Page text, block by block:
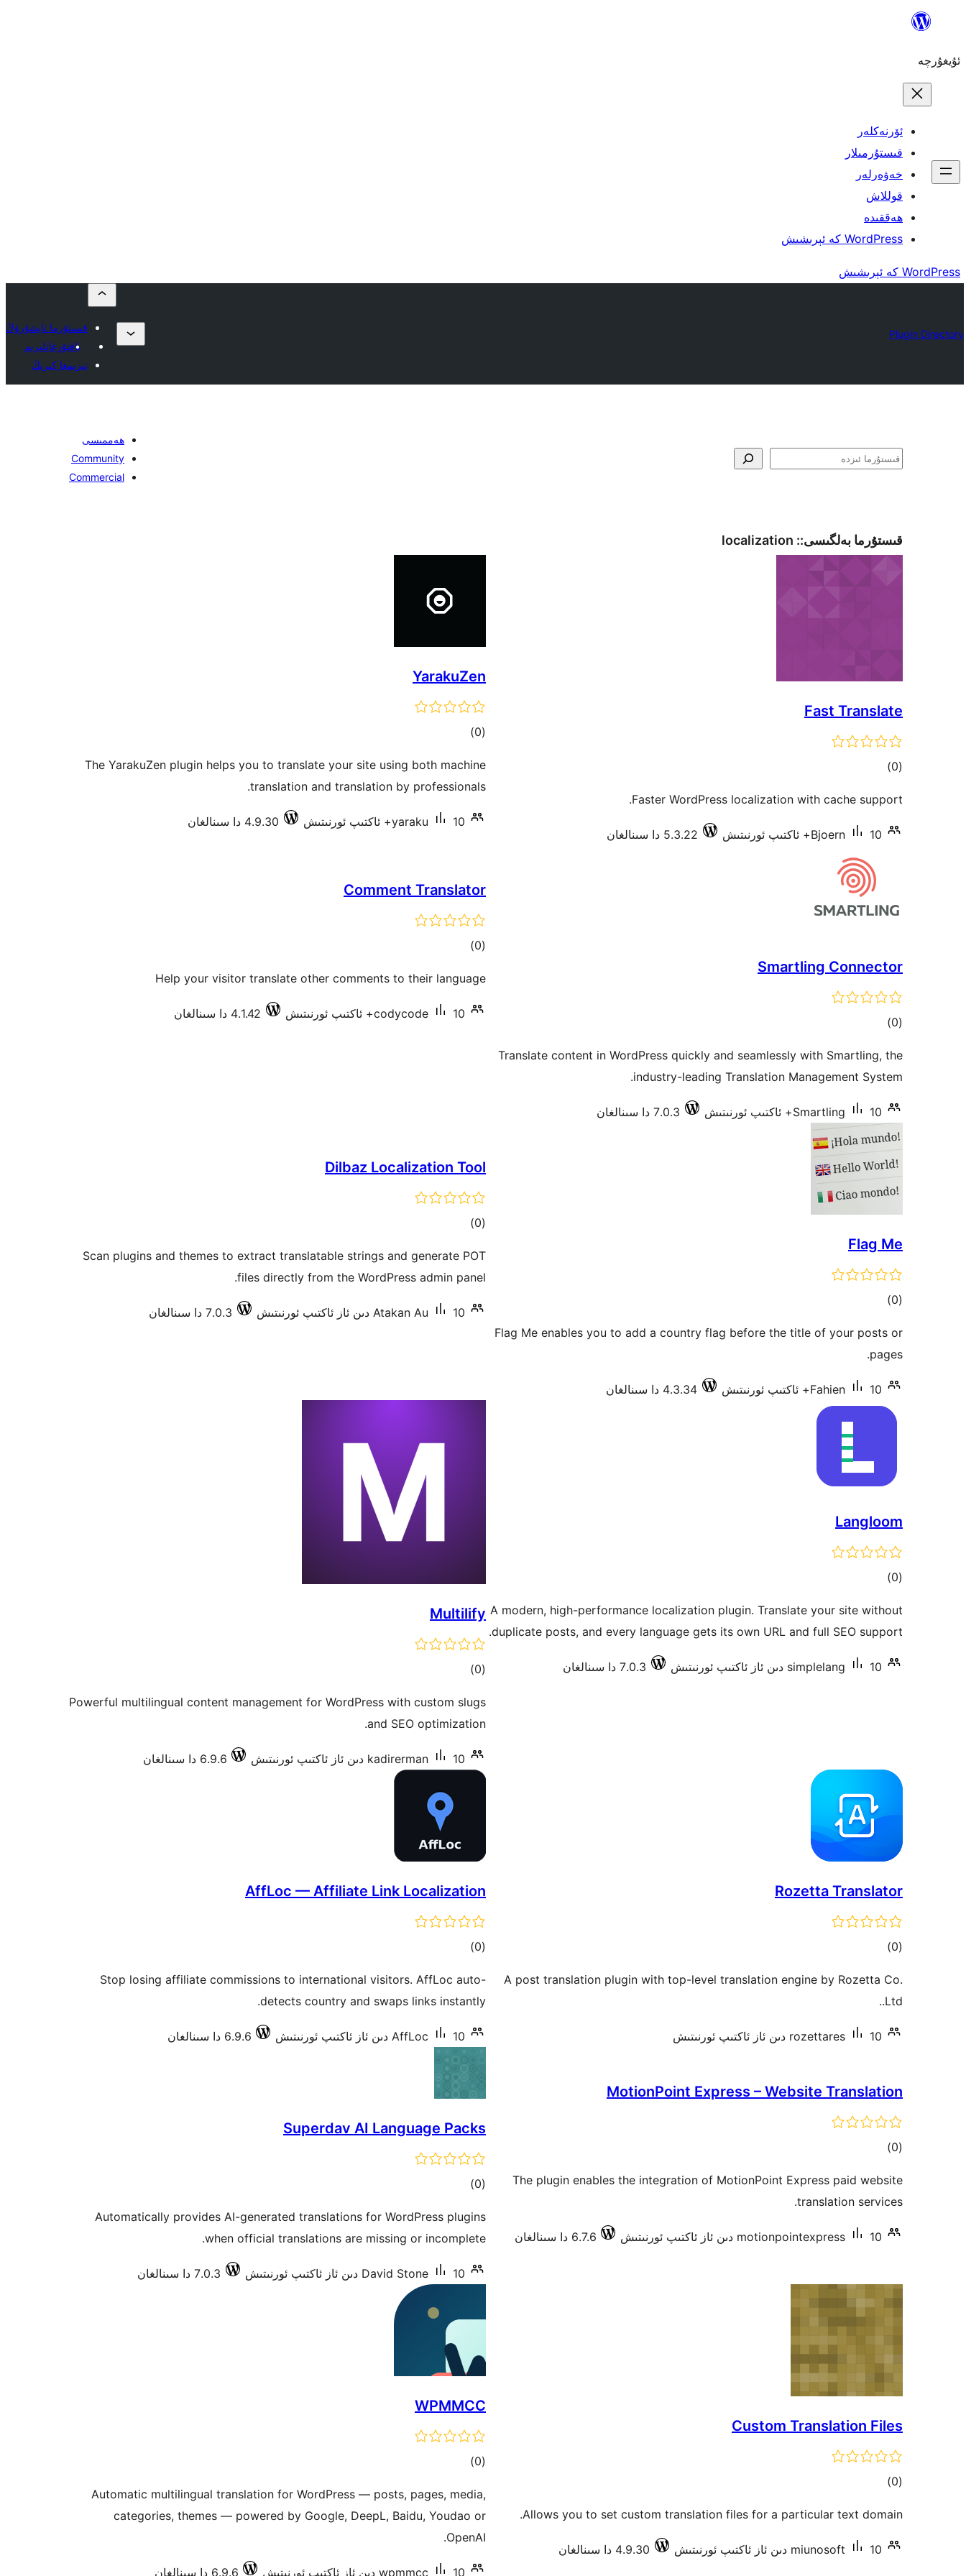
مەزمۇنغا
ئۇيغۇرچە
ئۆرنەكلەر
قىستۇرمىلار
خەۋەرلەر
قوللاش
ھەققىدە
WordPress كە ئېرىشىش
WordPress كە ئېرىشىش
Plugin Directory
قىستۇرما تاپشۇرۇڭ
ياقتۇرغانلىرىم
تىزىمغا كىرىڭ
ئىزدە
ھەممىسى
Community
Commercial
قىستۇرما بەلگىسى:: localization
Fast Translate
(0 ئومۇمىي)
Faster WordPress localization with cache support.
Bjoern 10+ ئاكتىپ ئورنىتىش 5.3.22 دا سىنالغان
YarakuZen
(0 ئومۇمىي)
The YarakuZen plugin helps you to translate your site using both machine
translation and translation by professionals.
yaraku 10+ ئاكتىپ ئورنىتىش 4.9.30 دا سىنالغان
Smartling Connector
(0 ئومۇمىي)
Translate content in WordPress quickly and seamlessly with Smartling, the
industry-leading Translation Management System.
Smartling 10+ ئاكتىپ ئورنىتىش 7.0.3 دا سىنالغان
Comment Translator
(0 ئومۇمىي)
Help your visitor translate other comments to their language
codycode 10+ ئاكتىپ ئورنىتىش 4.1.42 دا سىنالغان
Flag Me
(0 ئومۇمىي)
Flag Me enables you to add a country flag before the title of your posts or
pages.
Fahien 10+ ئاكتىپ ئورنىتىش 4.3.34 دا سىنالغان
Dilbaz Localization Tool
(0 ئومۇمىي)
Scan plugins and themes to extract translatable strings and generate POT
files directly from the WordPress admin panel.
Atakan Au 10 دىن ئاز ئاكتىپ ئورنىتىش 7.0.3 دا سىنالغان
Langloom
(0 ئومۇمىي)
A modern, high-performance localization plugin. Translate your site without
duplicate posts, and every language gets its own URL and full SEO support.
simplelang 10 دىن ئاز ئاكتىپ ئورنىتىش 7.0.3 دا سىنالغان
Multilify
(0 ئومۇمىي)
Powerful multilingual content management for WordPress with custom slugs
and SEO optimization.
kadirerman 10 دىن ئاز ئاكتىپ ئورنىتىش 6.9.6 دا سىنالغان
Rozetta Translator
(0 ئومۇمىي)
A post translation plugin with top-level translation engine by Rozetta Co.
Ltd..
rozettares 10 دىن ئاز ئاكتىپ ئورنىتىش
AffLoc — Affiliate Link Localization
(0 ئومۇمىي)
Stop losing affiliate commissions to international visitors. AffLoc auto-
detects country and swaps links instantly.
AffLoc 10 دىن ئاز ئاكتىپ ئورنىتىش 6.9.6 دا سىنالغان
MotionPoint Express – Website Translation
(0 ئومۇمىي)
The plugin enables the integration of MotionPoint Express paid website
translation services.
motionpointexpress 10 دىن ئاز ئاكتىپ ئورنىتىش 6.7.6 دا سىنالغان
Superdav AI Language Packs
(0 ئومۇمىي)
Automatically provides AI-generated translations for WordPress plugins
when official translations are missing or incomplete.
David Stone 10 دىن ئاز ئاكتىپ ئورنىتىش 7.0.3 دا سىنالغان
Custom Translation Files
(0 ئومۇمىي)
Allows you to set custom translation files for a particular text domain.
miunosoft 10 دىن ئاز ئاكتىپ ئورنىتىش 4.9.30 دا سىنالغان
WPMMCC
(0 ئومۇمىي)
Automatic multilingual translation for WordPress — posts, pages, media,
categories, themes — powered by Google, DeepL, Baidu, Youdao or
OpenAI.
wpmmcc 10 دىن ئاز ئاكتىپ ئورنىتىش 6.9.6 دا سىنالغان